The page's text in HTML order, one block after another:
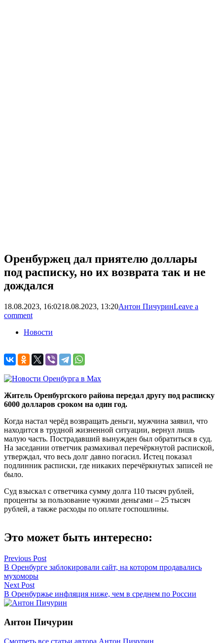
Оренбуржец дал приятелю доллары
под расписку, но их возврата так и не
дождался
18.08.2023, 16:0218.08.2023, 13:20Антон ПичуринLeave a
comment
Новости
Житель Оренбургского района передал другу под расписку
6000 долларов сроком на один год.
Когда настал черёд возвращать деньги, мужчина заявил, что
находится в трудной жизненной ситуации, вернул лишь
малую часть. Пострадавший вынужден был обратиться в суд.
На заседании ответчик размахивал перечёркнутой распиской,
утверждал, что весь долг давно погасил. Истец показал
подлинник расписки, где никаких перечёркнутых записей не
было.
Суд взыскал с ответчика сумму долга 110 тысяч рублей,
проценты за пользование чужими деньгами – 25 тысяч
рублей, а также расходы по оплате госпошлины.
Это может быть интересно:
Навигация
по
записям
Previous Post
В Оренбурге заблокировали сайт, на котором продавались
мухоморы
Next Post
В Оренбуржье инфляция ниже, чем в среднем по России
Антон Пичурин
Смотреть все статьи автора Антон Пичурин